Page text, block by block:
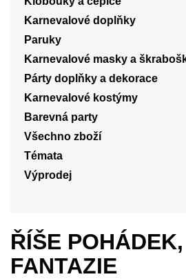
Karnevalové doplňky
Paruky
Karnevalové masky a
Párty doplňky a dekorace
Karnevalové kostýmy
Barevná party
Všechno zboží
Témata
Výprodej
ŘÍŠE
FANTAZIE